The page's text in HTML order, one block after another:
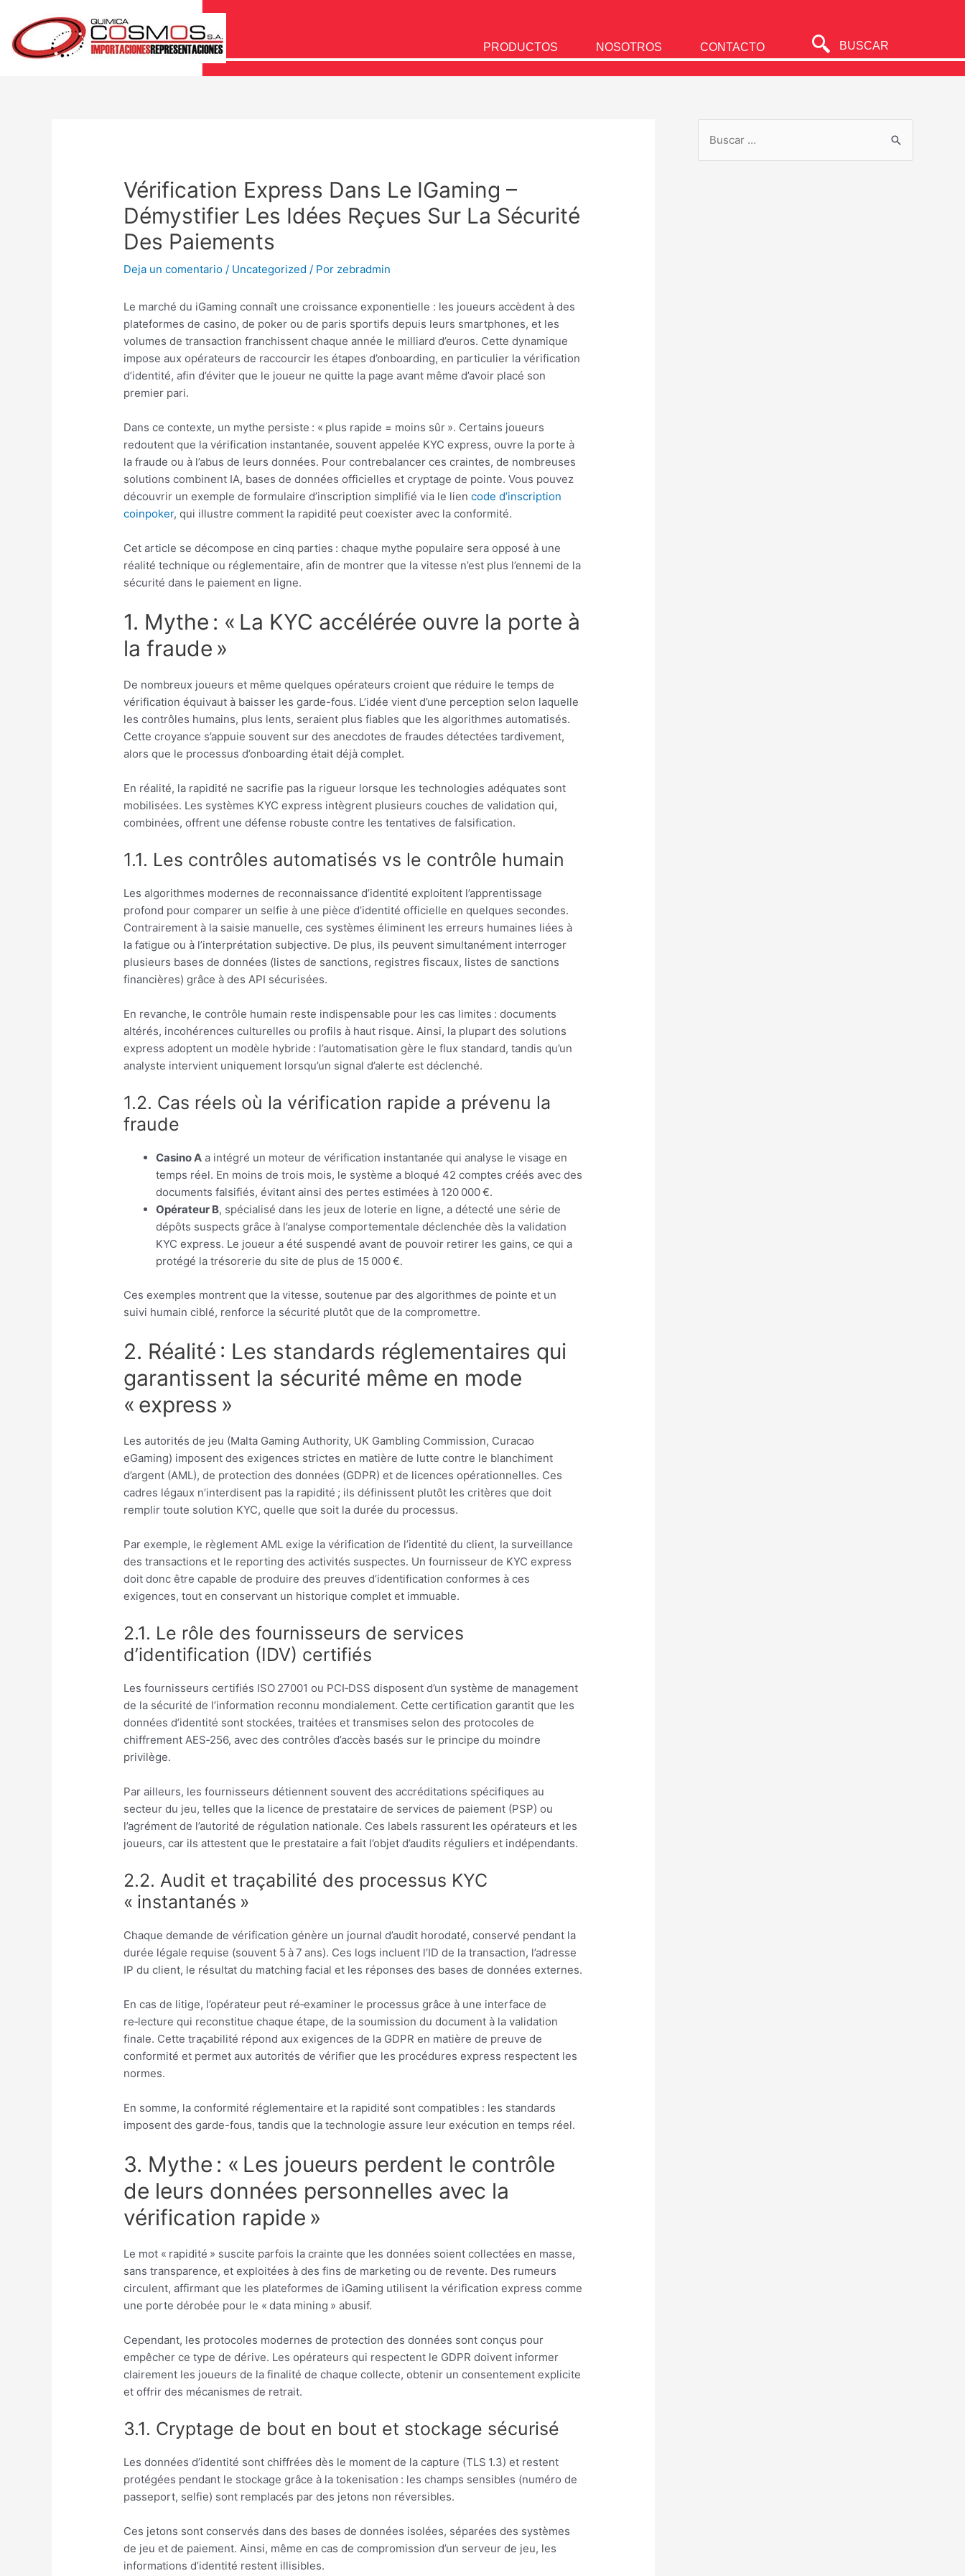
PRODUCTOS NOSOTROS CONTACTO BUSCAR
Vérification Express Dans Le IGaming –
Démystifier Les Idées Reçues Sur La Sécurité
Des Paiements
Deja un comentario / Uncategorized / Por zebradmin
Le marché du iGaming connaît une croissance exponentielle : les joueurs accèdent à des
plateformes de casino, de poker ou de paris sportifs depuis leurs smartphones, et les
volumes de transaction franchissent chaque année le milliard d’euros. Cette dynamique
impose aux opérateurs de raccourcir les étapes d’onboarding, en particulier la vérification
d’identité, afin d’éviter que le joueur ne quitte la page avant même d’avoir placé son
premier pari.
Dans ce contexte, un mythe persiste : « plus rapide = moins sûr ». Certains joueurs
redoutent que la vérification instantanée, souvent appelée KYC express, ouvre la porte à
la fraude ou à l’abus de leurs données. Pour contrebalancer ces craintes, de nombreuses
solutions combinent IA, bases de données officielles et cryptage de pointe. Vous pouvez
découvrir un exemple de formulaire d’inscription simplifié via le liencode d’inscription
coinpoker, qui illustre comment la rapidité peut coexister avec la conformité.
Cet article se décompose en cinq parties : chaque mythe populaire sera opposé à une
réalité technique ou réglementaire, afin de montrer que la vitesse n’est plus l’ennemi de la
sécurité dans le paiement en ligne.
1. Mythe : « La KYC accélérée ouvre la porte à
la fraude »
De nombreux joueurs et même quelques opérateurs croient que réduire le temps de
vérification équivaut à baisser les garde-fous. L’idée vient d’une perception selon laquelle
les contrôles humains, plus lents, seraient plus fiables que les algorithmes automatisés.
Cette croyance s’appuie souvent sur des anecdotes de fraudes détectées tardivement,
alors que le processus d’onboarding était déjà complet.
En réalité, la rapidité ne sacrifie pas la rigueur lorsque les technologies adéquates sont
mobilisées. Les systèmes KYC express intègrent plusieurs couches de validation qui,
combinées, offrent une défense robuste contre les tentatives de falsification.
1.1. Les contrôles automatisés vs le contrôle humain
Les algorithmes modernes de reconnaissance d’identité exploitent l’apprentissage
profond pour comparer un selfie à une pièce d’identité officielle en quelques secondes.
Contrairement à la saisie manuelle, ces systèmes éliminent les erreurs humaines liées à
la fatigue ou à l’interprétation subjective. De plus, ils peuvent simultanément interroger
plusieurs bases de données (listes de sanctions, registres fiscaux, listes de sanctions
financières) grâce à des API sécurisées.
En revanche, le contrôle humain reste indispensable pour les cas limites : documents
altérés, incohérences culturelles ou profils à haut risque. Ainsi, la plupart des solutions
express adoptent un modèle hybride : l’automatisation gère le flux standard, tandis qu’un
analyste intervient uniquement lorsqu’un signal d’alerte est déclenché.
1.2. Cas réels où la vérification rapide a prévenu la
fraude
Casino A a intégré un moteur de vérification instantanée qui analyse le visage en
temps réel. En moins de trois mois, le système a bloqué 42 comptes créés avec des
documents falsifiés, évitant ainsi des pertes estimées à 120 000 €.
Opérateur B, spécialisé dans les jeux de loterie en ligne, a détecté une série de
dépôts suspects grâce à l’analyse comportementale déclenchée dès la validation
KYC express. Le joueur a été suspendé avant de pouvoir retirer les gains, ce qui a
protégé la trésorerie du site de plus de 15 000 €.
Ces exemples montrent que la vitesse, soutenue par des algorithmes de pointe et un
suivi humain ciblé, renforce la sécurité plutôt que de la compromettre.
2. Réalité : Les standards réglementaires qui
garantissent la sécurité même en mode
« express »
Les autorités de jeu (Malta Gaming Authority, UK Gambling Commission, Curacao
eGaming) imposent des exigences strictes en matière de lutte contre le blanchiment
d’argent (AML), de protection des données (GDPR) et de licences opérationnelles. Ces
cadres légaux n’interdisent pas la rapidité ; ils définissent plutôt les critères que doit
remplir toute solution KYC, quelle que soit la durée du processus.
Par exemple, le règlement AML exige la vérification de l’identité du client, la surveillance
des transactions et le reporting des activités suspectes. Un fournisseur de KYC express
doit donc être capable de produire des preuves d’identification conformes à ces
exigences, tout en conservant un historique complet et immuable.
2.1. Le rôle des fournisseurs de services
d’identification (IDV) certifiés
Les fournisseurs certifiés ISO 27001 ou PCI‑DSS disposent d’un système de management
de la sécurité de l’information reconnu mondialement. Cette certification garantit que les
données d’identité sont stockées, traitées et transmises selon des protocoles de
chiffrement AES‑256, avec des contrôles d’accès basés sur le principe du moindre
privilège.
Par ailleurs, les fournisseurs détiennent souvent des accréditations spécifiques au
secteur du jeu, telles que la licence de prestataire de services de paiement (PSP) ou
l’agrément de l’autorité de régulation nationale. Ces labels rassurent les opérateurs et les
joueurs, car ils attestent que le prestataire a fait l’objet d’audits réguliers et indépendants.
2.2. Audit et traçabilité des processus KYC
« instantanés »
Chaque demande de vérification génère un journal d’audit horodaté, conservé pendant la
durée légale requise (souvent 5 à 7 ans). Ces logs incluent l’ID de la transaction, l’adresse
IP du client, le résultat du matching facial et les réponses des bases de données externes.
En cas de litige, l’opérateur peut ré‑examiner le processus grâce à une interface de
re‑lecture qui reconstitue chaque étape, de la soumission du document à la validation
finale. Cette traçabilité répond aux exigences de la GDPR en matière de preuve de
conformité et permet aux autorités de vérifier que les procédures express respectent les
normes.
En somme, la conformité réglementaire et la rapidité sont compatibles : les standards
imposent des garde-fous, tandis que la technologie assure leur exécution en temps réel.
3. Mythe : « Les joueurs perdent le contrôle
de leurs données personnelles avec la
vérification rapide »
Le mot « rapidité » suscite parfois la crainte que les données soient collectées en masse,
sans transparence, et exploitées à des fins de marketing ou de revente. Des rumeurs
circulent, affirmant que les plateformes de iGaming utilisent la vérification express comme
une porte dérobée pour le « data mining » abusif.
Cependant, les protocoles modernes de protection des données sont conçus pour
empêcher ce type de dérive. Les opérateurs qui respectent le GDPR doivent informer
clairement les joueurs de la finalité de chaque collecte, obtenir un consentement explicite
et offrir des mécanismes de retrait.
3.1. Cryptage de bout en bout et stockage sécurisé
Les données d’identité sont chiffrées dès le moment de la capture (TLS 1.3) et restent
protégées pendant le stockage grâce à la tokenisation : les champs sensibles (numéro de
passeport, selfie) sont remplacés par des jetons non réversibles.
Ces jetons sont conservés dans des bases de données isolées, séparées des systèmes
de jeu et de paiement. Ainsi, même en cas de compromission d’un serveur de jeu, les
informations d’identité restent illisibles.